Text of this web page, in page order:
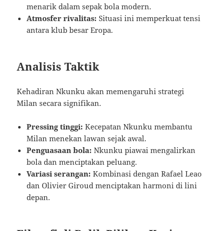
menarik dalam sepak bola modern.
Atmosfer rivalitas: Situasi ini memperkuat tensi
antara klub besar Eropa.
Analisis Taktik
Kehadiran Nkunku akan memengaruhi strategi
Milan secara signifikan.
Pressing tinggi: Kecepatan Nkunku membantu
Milan menekan lawan sejak awal.
Penguasaan bola: Nkunku piawai mengalirkan
bola dan menciptakan peluang.
Variasi serangan: Kombinasi dengan Rafael Leao
dan Olivier Giroud menciptakan harmoni di lini
depan.